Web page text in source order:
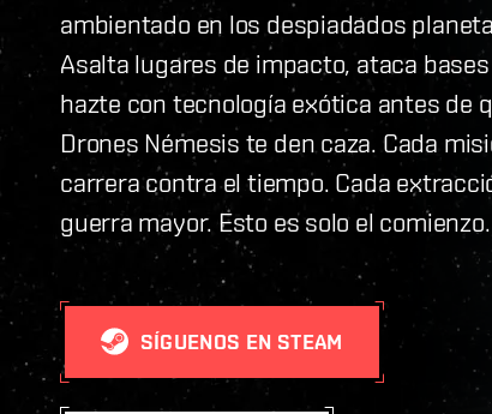
ambientado en los despiadados
Asalta lugares de impacto, ataca
hazte con tecnología exótica antes de
Drones Némesis te den caza. Cada
carrera contra el tiempo. Cada
guerra mayor. Esto es solo el comienzo.
SÍGUENOS EN STEAM